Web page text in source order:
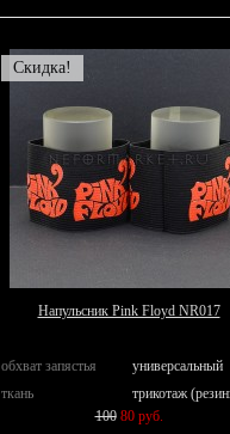
Скидка!
Напульсник Pink Floyd NR017
обхват запястья
универсальный
ткань
трикотаж
100 80 руб.